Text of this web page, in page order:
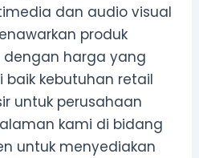
dan audio visual
produk
dengan harga yang
kebutuhan retail
untuk perusahaan
kami di bidang
untuk menyediakan